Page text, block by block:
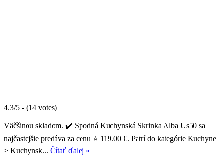
4.3/5 - (14 votes)
Väčšinou skladom. ✔️ Spodná Kuchynská Skrinka Alba Us50 sa
najčastejšie predáva za cenu ⭐ 119.00 €. Patrí do kategórie Kuchyne
> Kuchynsk... Čítať ďalej »